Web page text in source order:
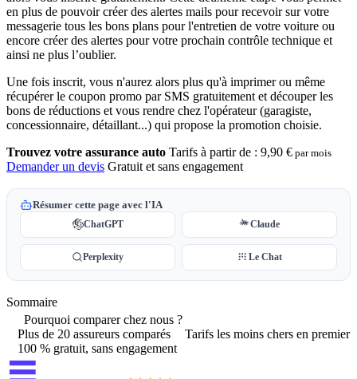
en plus de pouvoir créer des alertes mails pour recevoir sur votre
messagerie tous les bons plans pour l'entretien de votre voiture ou
encore créer des alertes pour votre prochain contrôle technique et
ainsi ne plus l’oublier.
Une fois inscrit, vous n'aurez alors plus qu'à imprimer ou même
récupérer le coupon promo par SMS gratuitement et découper les
bons de réductions et vous rendre chez l'opérateur (garagiste,
concessionnaire, détaillant...) qui propose la promotion choisie.
Trouvez votre assurance auto Tarifs à partir de : 9,90 € par mois
Demander un devis Gratuit et sans engagement
Résumer cette page avec l'IA
ChatGPT Claude
Perplexity Le Chat
Sommaire
Pourquoi comparer chez nous ?
Plus de 20 assureurs comparés
Tarifs les moins chers en premier
100 % gratuit, sans engagement